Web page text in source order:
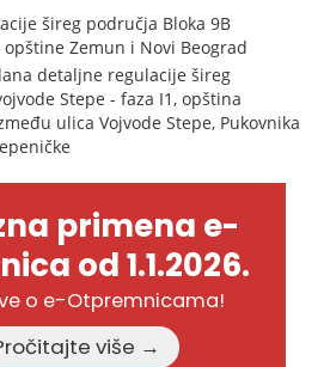
šireg područja Bloka 9B
Zemun i Novi Beograd
detaljne regulacije šireg
Stepe - faza I1, opština
ulica Vojvode Stepe, Pukovnika
primena e-
od 1.1.2026.
o e-Otpremnicama!
Pročitajte više →